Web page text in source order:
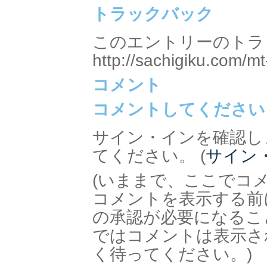
トラックバック
このエントリーのト
http://sachigiku.com/
コメント
コメントしてください
サイン・インを確認
てください。 (サイン
(いままで、ここでコ
コメントを表示する
の承認が必要になる
ではコメントは表示
く待ってください。)